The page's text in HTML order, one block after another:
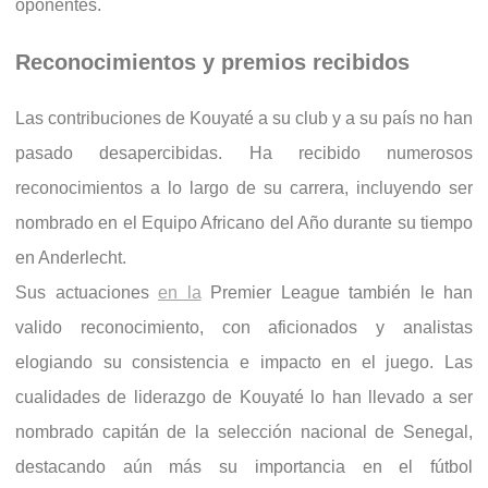
oponentes.
Reconocimientos y premios recibidos
Las contribuciones de Kouyaté a su club y a su país no han
pasado desapercibidas. Ha recibido numerosos
reconocimientos a lo largo de su carrera, incluyendo ser
nombrado en el Equipo Africano del Año durante su tiempo
en Anderlecht.
Sus actuaciones en la Premier League también le han
valido reconocimiento, con aficionados y analistas
elogiando su consistencia e impacto en el juego. Las
cualidades de liderazgo de Kouyaté lo han llevado a ser
nombrado capitán de la selección nacional de Senegal,
destacando aún más su importancia en el fútbol